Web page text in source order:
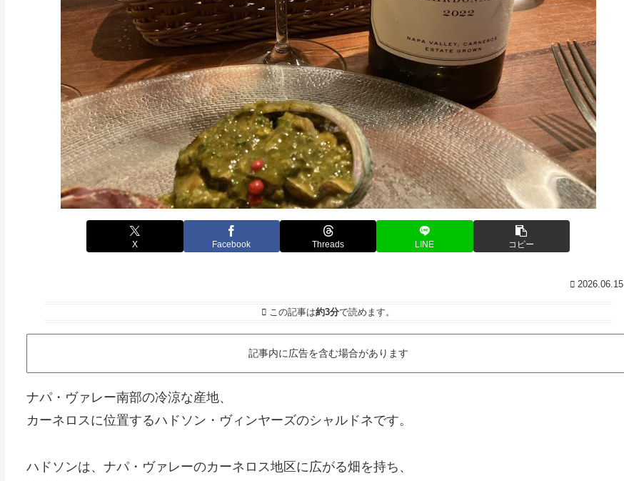
X Facebook Threads LINE コピー
2026.06.15
この記事は約3分で読めます。
記事内に広告を含む場合があります
ナパ・ヴァレー南部の冷涼な産地、
カーネロスに位置するハドソン・ヴィンヤーズのシャルドネです。
ハドソンは、ナパ・ヴァレーのカーネロス地区に広がる畑を持ち、